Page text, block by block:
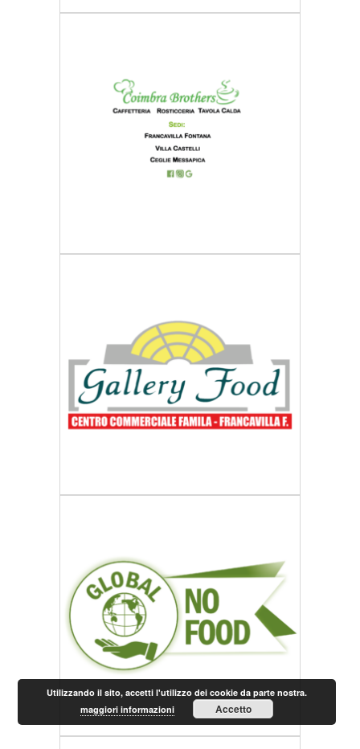
Utilizzando il sito, accetti l'utilizzo dei cookie da parte nostra.
maggiori informazioni
Accetto